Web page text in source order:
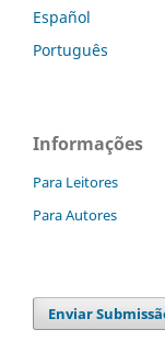
Español
Português
Informações
Para Leitores
Para Autores
Enviar